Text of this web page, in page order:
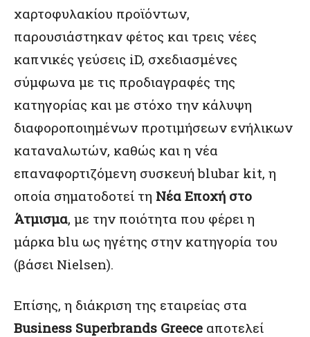
χαρτοφυλακίου προϊόντων,
παρουσιάστηκαν φέτος και τρεις νέες
καπνικές γεύσεις iD, σχεδιασμένες
σύμφωνα με τις προδιαγραφές της
κατηγορίας και με στόχο την κάλυψη
διαφοροποιημένων προτιμήσεων ενήλικων
καταναλωτών, καθώς και η νέα
επαναφορτιζόμενη συσκευή blubar kit, η
οποία σηματοδοτεί τη Νέα Εποχή στο
Άτμισμα, με την ποιότητα που φέρει η
μάρκα blu ως ηγέτης στην κατηγορία του
(βάσει Nielsen).
Επίσης, η διάκριση της εταιρείας στα
Business Superbrands Greece αποτελεί